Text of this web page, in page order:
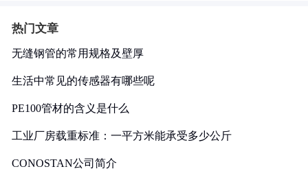
热门文章
无缝钢管的常用规格及壁厚
生活中常见的传感器有哪些呢
PE100管材的含义是什么
工业厂房载重标准：一平方米能承受多少公斤
CONOSTAN公司简介